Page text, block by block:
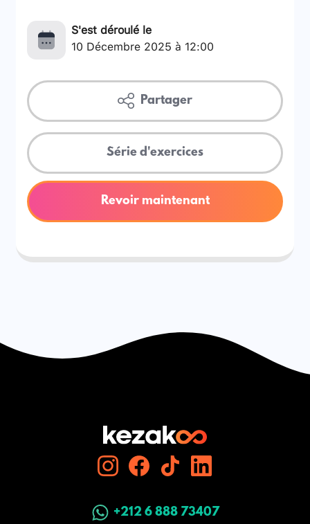
S'est déroulé le
10 Décembre 2025 à 12:00
Partager
Série d'exercices
Revoir maintenant
+212 6 888 73407